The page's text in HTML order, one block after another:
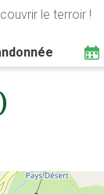
le terroir !